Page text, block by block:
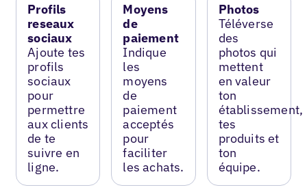
Profils
reseaux
sociaux
Ajoute tes
profils
sociaux
pour
permettre
aux clients
de te
suivre en
ligne.
Moyens
de
paiement
Indique
les
moyens
de
paiement
acceptés
pour
faciliter
les achats.
Photos
Téléverse
des
photos qui
mettent
en valeur
ton
établissement,
tes
produits et
ton
équipe.